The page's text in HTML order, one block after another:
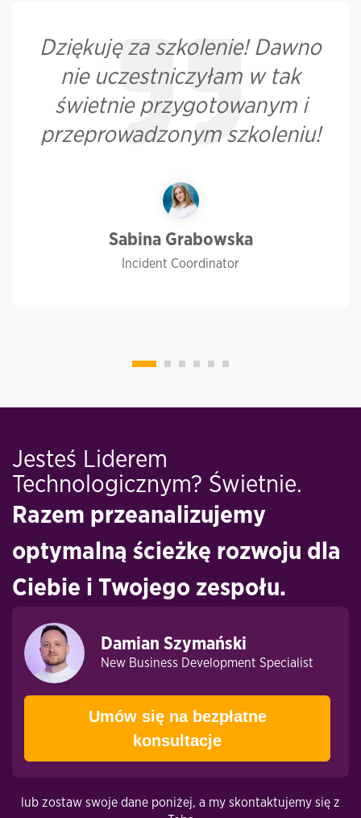
Dziękuję za szkolenie! Dawno
nie uczestniczyłam w tak
świetnie przygotowanym i
przeprowadzonym szkoleniu!
Sabina Grabowska
Incident Coordinator
Jesteś Liderem
Technologicznym? Świetnie.
Razem przeanalizujemy
optymalną ścieżkę rozwoju dla
Ciebie i Twojego zespołu.
Damian Szymański
New Business Development Specialist
Umów się na bezpłatne
konsultacje
lub zostaw swoje dane poniżej, a my skontaktujemy się z